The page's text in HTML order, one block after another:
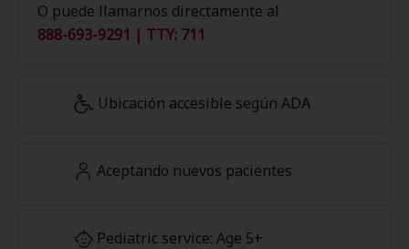
O puede llamarnos directamente al
888-693-9291 | TTY: 711
Ubicación accesible según ADA
Aceptando nuevos pacientes
Pediatric service: Age 5+